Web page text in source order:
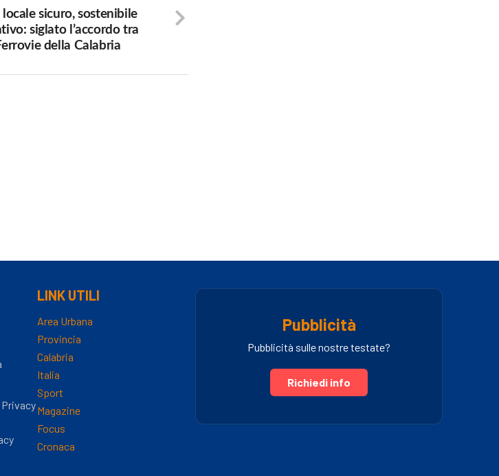
locale sicuro, sostenibile
siglato l’accordo tra
della Calabria
LINK UTILI
Area Urbana
Provincia
Calabria
Italia
Sport
Magazine
Focus
Cronaca
Pubblicità
Pubblicità sulle nostre testate?
Richiedi info